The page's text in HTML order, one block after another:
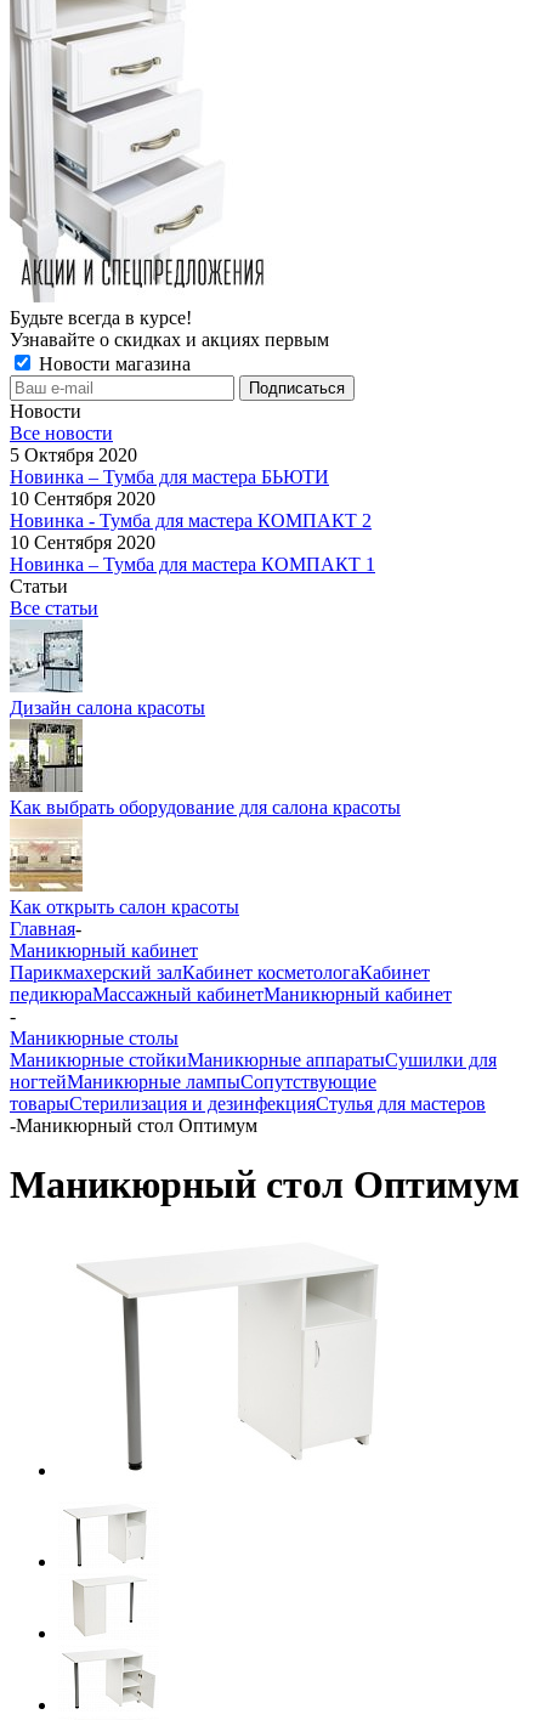
Будьте всегда в курсе!
Узнавайте о скидках и акциях первым
Новости магазина
Новости
Все новости
5 Октября 2020
Новинка – Тумба для мастера БЬЮТИ
10 Сентября 2020
Новинка - Тумба для мастера КОМПАКТ 2
10 Сентября 2020
Новинка – Тумба для мастера КОМПАКТ 1
Статьи
Все статьи
Дизайн салона красоты
Как выбрать оборудование для салона красоты
Как открыть салон красоты
Главная-
Маникюрный кабинет
Парикмахерский залКабинет косметологаКабинет
педикюраМассажный кабинетМаникюрный кабинет
-
Маникюрные столы
Маникюрные стойкиМаникюрные аппаратыСушилки для
ногтейМаникюрные лампыСопутствующие
товарыСтерилизация и дезинфекцияСтулья для мастеров
-Маникюрный стол Оптимум
Маникюрный стол Оптимум